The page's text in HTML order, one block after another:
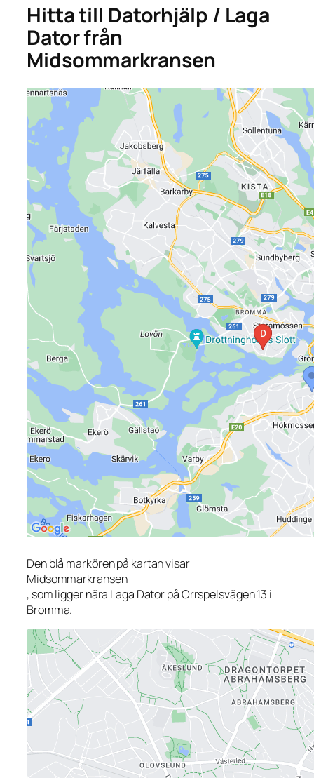
Hitta till Datorhjälp / Laga
Dator från
Midsommarkransen
Den blå markören på kartan visar
Midsommarkransen
, som ligger nära Laga Dator på Orrspelsvägen 13 i
Bromma.